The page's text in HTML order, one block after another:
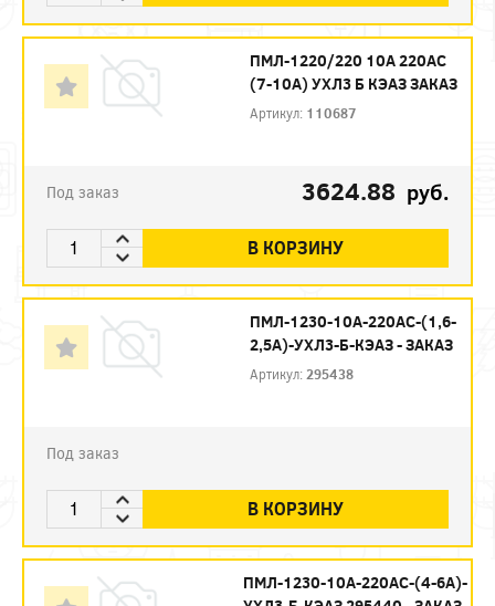
ПМЛ-1220/220 10А 220AC
(7-10А) УХЛ3 Б КЭАЗ ЗАКАЗ
Артикул: 110687
Под заказ 3624.88 руб.
В КОРЗИНУ
ПМЛ-1230-10А-220АС-(1,6-
2,5А)-УХЛ3-Б-КЭАЗ - ЗАКАЗ
Артикул: 295438
Под заказ
В КОРЗИНУ
ПМЛ-1230-10А-220АС-(4-6А)-